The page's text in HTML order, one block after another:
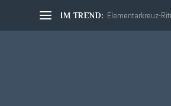
IM TREND: Elementarkreuz-